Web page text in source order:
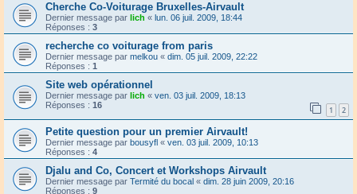
Cherche Co-Voiturage Bruxelles-Airvault
Dernier message par lich « lun. 06 juil. 2009, 18:44
Réponses : 3
recherche co voiturage from paris
Dernier message par melkou « dim. 05 juil. 2009, 22:22
Réponses : 1
Site web opérationnel
Dernier message par lich « ven. 03 juil. 2009, 18:13
Réponses : 16 1 2
Petite question pour un premier Airvault!
Dernier message par bousyfl « ven. 03 juil. 2009, 10:13
Réponses : 4
Djalu and Co, Concert et Workshops Airvault
Dernier message par Termité du bocal « dim. 28 juin 2009, 20:16
Réponses : 9